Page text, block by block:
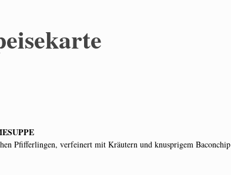
Pfifferlingen, verfeinert mit Kräutern und knusprigem Baconchip